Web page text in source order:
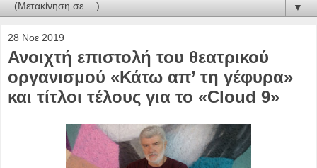
▼
28 Νοε 2019
Ανοιχτή επιστολή του θεατρικού
οργανισμού «Κάτω απ’ τη γέφυρα»
και τίτλοι τέλους για το «Cloud 9»